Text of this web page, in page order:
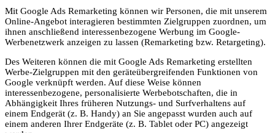
Mit Google Ads Remarketing können wir Personen, die mit unserem
Online-Angebot interagieren bestimmten Zielgruppen zuordnen, um
ihnen anschließend interessenbezogene Werbung im Google-
Werbenetzwerk anzeigen zu lassen (Remarketing bzw. Retargeting).
Des Weiteren können die mit Google Ads Remarketing erstellten
Werbe-Zielgruppen mit den geräteübergreifenden Funktionen von
Google verknüpft werden. Auf diese Weise können
interessenbezogene, personalisierte Werbebotschaften, die in
Abhängigkeit Ihres früheren Nutzungs- und Surfverhaltens auf
einem Endgerät (z. B. Handy) an Sie angepasst wurden auch auf
einem anderen Ihrer Endgeräte (z. B. Tablet oder PC) angezeigt